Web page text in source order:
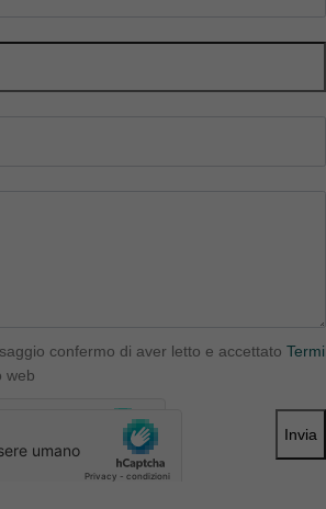
confermo di aver letto e accettato
web
Invia